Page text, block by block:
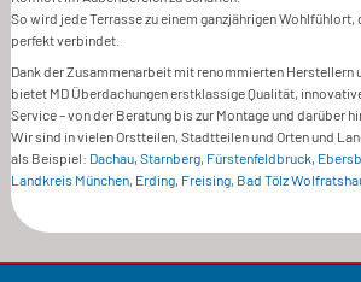
So wird jede Terrasse zu einem ganzjährigen Wohlfühlort,
perfekt verbindet.
Dank der Zusammenarbeit mit renommierten Herstellern
bietet MD Überdachungen erstklassige Qualität,
Service – von der Beratung bis zur Montage und darüber
Wir sind in vielen Orstteilen, Stadtteilen und Orten und
als Beispiel: Dachau, Starnberg, Fürstenfeldbruck,
Landkreis München, Erding, Freising, Bad Tölz